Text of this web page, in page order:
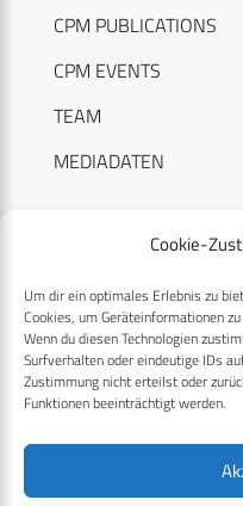
Cookie-
Um dir ein optimales Erlebnis zu
Cookies, um Geräteinformationen
Wenn du diesen Technologien
Surfverhalten oder eindeutige IDs
Zustimmung nicht erteilst oder
Funktionen beeinträchtigt werden.
CPM PUBLICATIONS
CPM EVENTS
TEAM
MEDIADATEN
RECHTLICHES
Datenschutzerklärung
Cookie-Richtlinie (EU)